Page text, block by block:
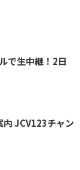
で生中継！2日
ン